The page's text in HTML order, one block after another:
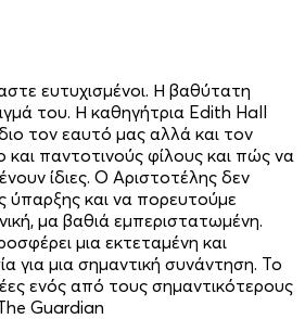
ευτυχισμένοι. Η βαθύτατη
του. Η καθηγήτρια Edith Hall
τον εαυτό μας αλλά και τον
παντοτινούς φίλους και πώς να
ίδιες. Ο Αριστοτέλης δεν
ύπαρξης και να πορευτούμε
μα βαθιά εμπεριστατωμένη.
μια εκτεταμένη και
για μια σημαντική συνάντηση. Το
ενός από τους σημαντικότερους
Guardian